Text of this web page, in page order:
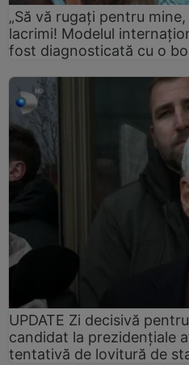
„Să vă rugați pentru
lacrimi! Modelul
fost diagnosticată cu o
UPDATE Zi decisivă
candidat la prezidențiale
tentativă de lovitură de